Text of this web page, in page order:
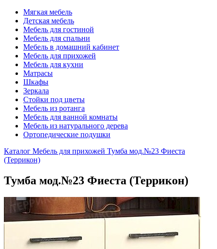
Мягкая мебель
Детская мебель
Мебель для гостиной
Мебель для спальни
Мебель в домашний кабинет
Мебель для прихожей
Мебель для кухни
Матрасы
Шкафы
Зеркала
Стойки под цветы
Мебель из ротанга
Мебель для ванной комнаты
Мебель из натурального дерева
Ортопедические подушки
Каталог Мебель для прихожей Тумба мод.№23 Фиеста
(Террикон)
Тумба мод.№23 Фиеста (Террикон)